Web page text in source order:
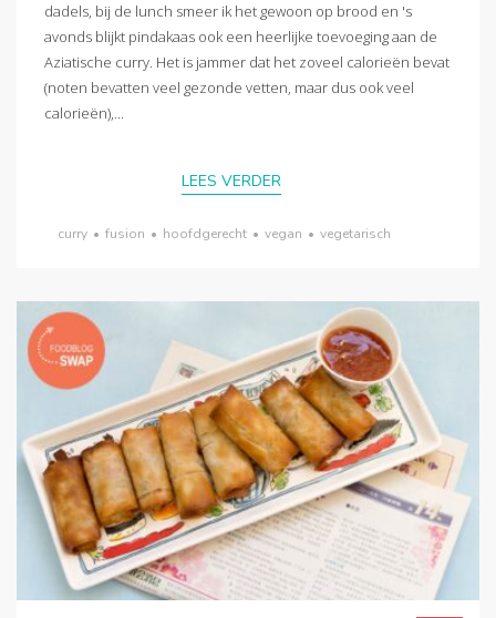
dadels, bij de lunch smeer ik het gewoon op brood en 's
avonds blijkt pindakaas ook een heerlijke toevoeging aan de
Aziatische curry. Het is jammer dat het zoveel calorieën bevat
(noten bevatten veel gezonde vetten, maar dus ook veel
calorieën),...
LEES VERDER
curry • fusion • hoofdgerecht • vegan • vegetarisch